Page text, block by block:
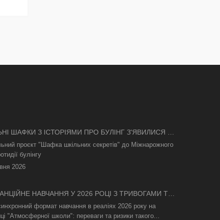
ШАФКИ З ІСТОРІЯМИ ПРО БУЛІНГ З'ЯВИЛИСЯ В
проєкт "Шафка шкільних секретів" до Міжнарожного
булінгу
2026
НАВЧАННЯ У 2026 РОЦІ З ТРИВОГАМИ ТА
ЯК АСИНХРОННИЙ ФОРМАТ РЯТУЄ
ПРОЦЕС
формат навчання в реаліях 2026 року на
"Атмосферної школи": переваги та ризики такого...